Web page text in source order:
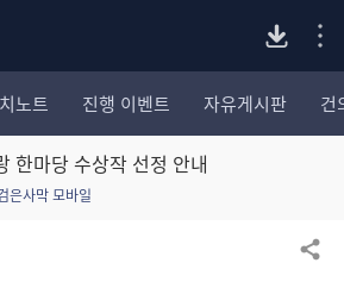
노트 진행 이벤트 자유게시판 건
한마당 수상작 선정 안내
은사막 모바일
공유하기